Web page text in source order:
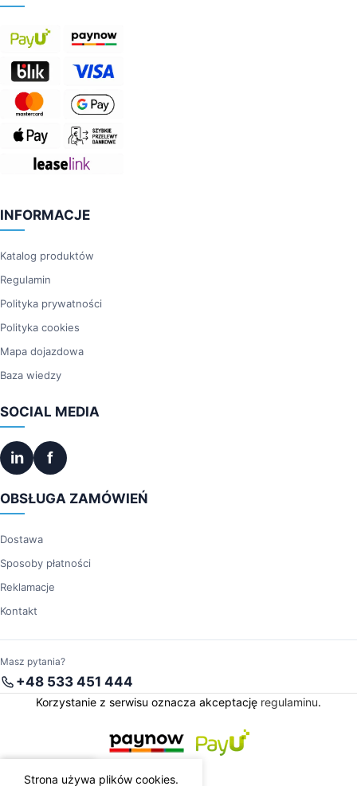
INFORMACJE
Katalog produktów
Regulamin
Polityka prywatności
Polityka cookies
Mapa dojazdowa
Baza wiedzy
SOCIAL MEDIA
in f
OBSŁUGA ZAMÓWIEŃ
Dostawa
Sposoby płatności
Reklamacje
Kontakt
Masz pytania?
+48 533 451 444
Korzystanie z serwisu oznacza akceptację regulaminu.
Strona używa plików cookies.